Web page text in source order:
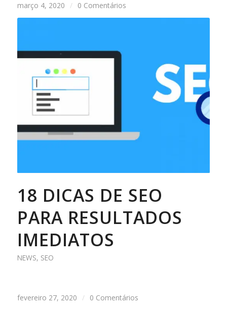
março 4, 2020 / 0 Comentários
18 DICAS DE SEO
PARA RESULTADOS
IMEDIATOS
NEWS, SEO
fevereiro 27, 2020 / 0 Comentários